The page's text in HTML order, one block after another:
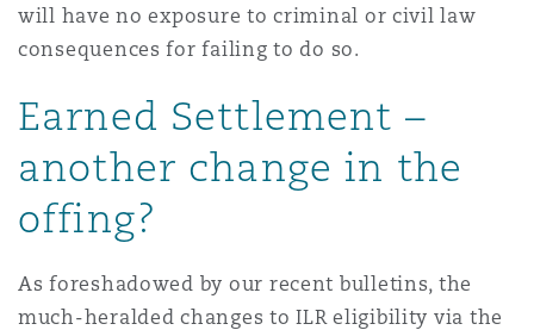
(D. C.)
will have no exposure to criminal or civil law
consequences for failing to do so.
Earned Settlement –
another change in the
offing?
As foreshadowed by our recent bulletins, the
much-heralded changes to ILR eligibility via the